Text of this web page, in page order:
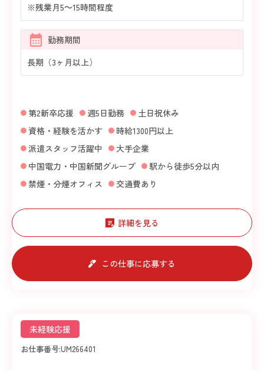
※残業月5～15時間程度
勤務期間
長期（3ヶ月以上）
第2新卒応援 週5日勤務
土日祝休み
資格・経験を活かす
時給1300円以上
派遣スタッフ活躍中
大手企業
中国電力・中国新聞グループ
駅から徒歩5分以内
禁煙・分煙オフィス
交通費あり
詳細を見る
この仕事に応募する
未経験応援
お仕事番号:UM266401